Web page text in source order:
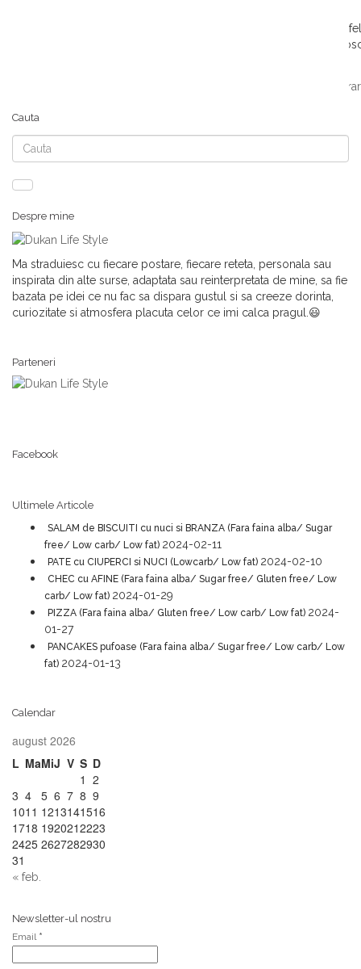
Ragu Bolognese in italiana, este un sos care este folosit la multe
intreaga lume dar si modificat de multi bucatari, fiind atat de
retete dukan croaziera
Cauta
Cauta
Despre mine
Ma straduiesc cu fiecare postare, fiecare reteta, personala sau
inspirata din alte surse, adaptata sau reinterpretata de mine, sa fie
bazata pe idei ce nu fac sa dispara gustul si sa creeze dorinta,
curiozitate si atmosfera placuta celor ce imi calca pragul.😃
Parteneri
Facebook
Ultimele Articole
SALAM de BISCUITI cu nuci si BRANZA (Fara faina alba/ Sugar
free/ Low carb/ Low fat) 2024-02-11
PATE cu CIUPERCI si NUCI (Lowcarb/ Low fat) 2024-02-10
CHEC cu AFINE (Fara faina alba/ Sugar free/ Gluten free/ Low
carb/ Low fat) 2024-01-29
PIZZA (Fara faina alba/ Gluten free/ Low carb/ Low fat) 2024-
01-27
PANCAKES pufoase (Fara faina alba/ Sugar free/ Low carb/ Low
fat) 2024-01-13
Calendar
august 2026
L MaMiJ V S D
1 2
3 4 5 6 7 8 9
1011 1213141516
1718 1920212223
2425 2627282930
31
« feb.
Newsletter-ul nostru
Email *